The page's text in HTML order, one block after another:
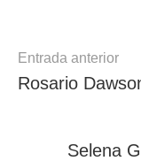
Navegación
de
Entrada anterior
Rosario
Selena